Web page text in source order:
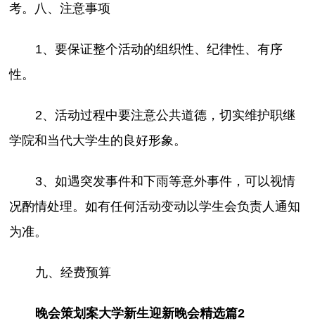
考。八、注意事项
1、要保证整个活动的组织性、纪律性、有序
性。
2、活动过程中要注意公共道德，切实维护职继
学院和当代大学生的良好形象。
3、如遇突发事件和下雨等意外事件，可以视情
况酌情处理。如有任何活动变动以学生会负责人通知
为准。
九、经费预算
晚会策划案大学新生迎新晚会精选篇2